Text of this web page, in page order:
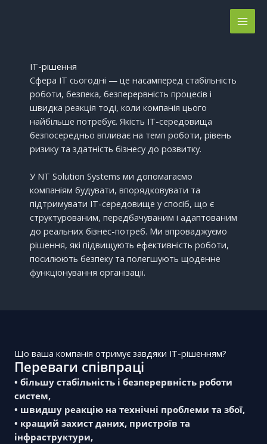
ІТ-рішення
Сфера ІТ сьогодні — це насамперед стабільність
роботи, безпека, безперервність процесів і
швидка реакція тоді, коли компанія цього
найбільше потребує. Якість ІТ-середовища
безпосередньо впливає на темп роботи, рівень
ризику та здатність бізнесу до розвитку.
У NT Solution Systems ми допомагаємо
компаніям будувати, впорядковувати та
підтримувати ІТ-середовище у спосіб, що є
структурованим, передбачуваним і адаптованим
до реальних бізнес-потреб. Ми впроваджуємо
рішення, які підвищують ефективність роботи,
посилюють безпеку та полегшують щоденне
функціонування організації.
Що ваша компанія отримує завдяки ІТ-рішенням?
Переваги співпраці
• більшу стабільність і безперервність роботи
систем,
• швидшу реакцію на технічні проблеми та збої,
• кращий захист даних, пристроїв та
інфраструктури,